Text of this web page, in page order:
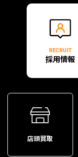
RECRUIT
採用情報
店頭買取